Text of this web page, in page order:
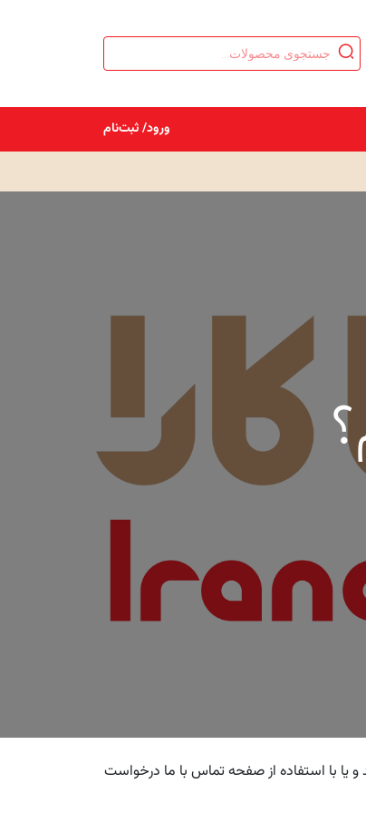
Products
search
ورود/ ثبت‌نام
ثبت سفارش با شماره ۸۰۱۲ ۳۰۳ ۰۹۱۲ یا ۱۵۰۶ ۳۳۸۸ ۰۲۱ تماس حاصل فرمایید و یا با استفاده از صفحه تماس با ما درخواست